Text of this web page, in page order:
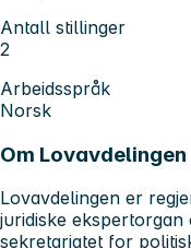
Antall stillinger
2
Arbeidsspråk
Norsk
Om Lovavdelingen
Lovavdelingen er
juridiske
sekretariatet for